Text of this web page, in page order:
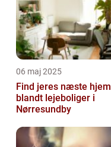
06 maj 2025
Find jeres næste hjem
blandt lejeboliger i
Nørresundby